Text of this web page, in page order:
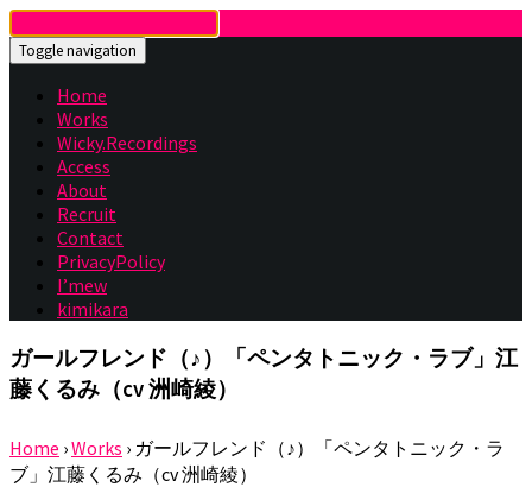
Toggle navigation
Home
Works
Wicky.Recordings
Access
About
Recruit
Contact
PrivacyPolicy
I’mew
kimikara
ガールフレンド（♪）「ペンタトニック・ラブ」江
藤くるみ（cv 洲崎綾）
Home ›Works › ガールフレンド（♪）「ペンタトニック・ラ
ブ」江藤くるみ（cv 洲崎綾）